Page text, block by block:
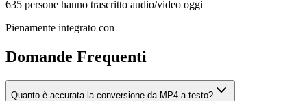
635 persone hanno trascritto audio/video oggi
Pienamente integrato con
Domande Frequenti
Quanto è accurata la conversione da MP4 a testo?